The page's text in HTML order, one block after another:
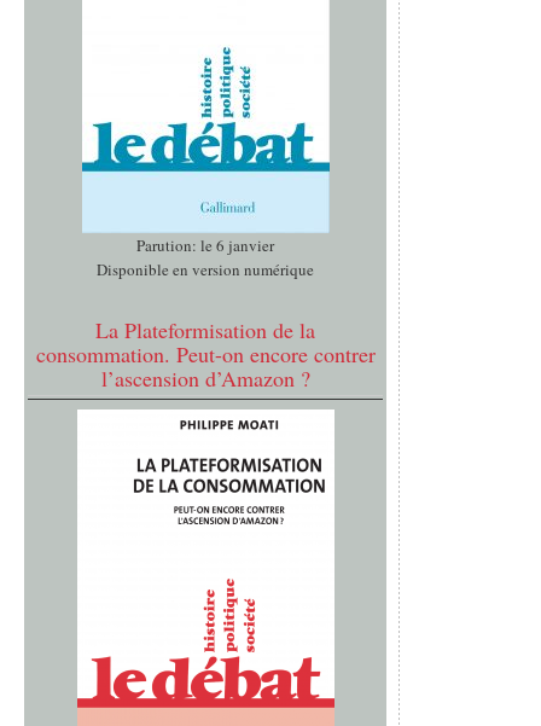
Parution: le 6 janvier
Disponible en version numérique
La Plateformisation de la
consommation. Peut-on encore contrer
l’ascension d’Amazon ?